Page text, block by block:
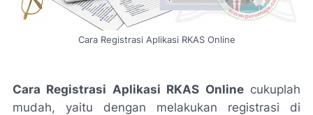
Cara Registrasi Aplikasi RKAS Online
Cara Registrasi Aplikasi RKAS Onlinecukuplah
mudah, yaitu dengan melakukan registrasi di